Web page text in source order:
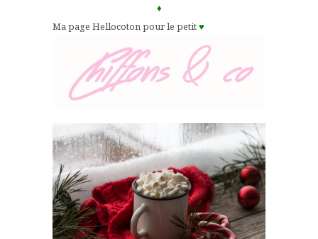
♦
Ma page Hellocoton pour le petit♥